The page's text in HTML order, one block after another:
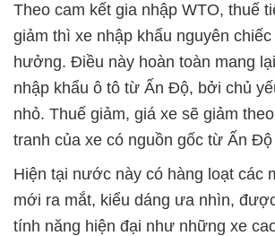
Theo cam kết gia nhập WTO, thuế
giảm thì xe nhập khẩu nguyên
hưởng. Điều này hoàn toàn mang
nhập khẩu ô tô từ Ấn Độ, bởi chủ
nhỏ. Thuế giảm, giá xe sẽ giảm
tranh của xe có nguồn gốc từ Ấn
Hiện tại nước này có hàng loạt các
mới ra mắt, kiểu dáng ưa nhìn,
tính năng hiện đại như những xe